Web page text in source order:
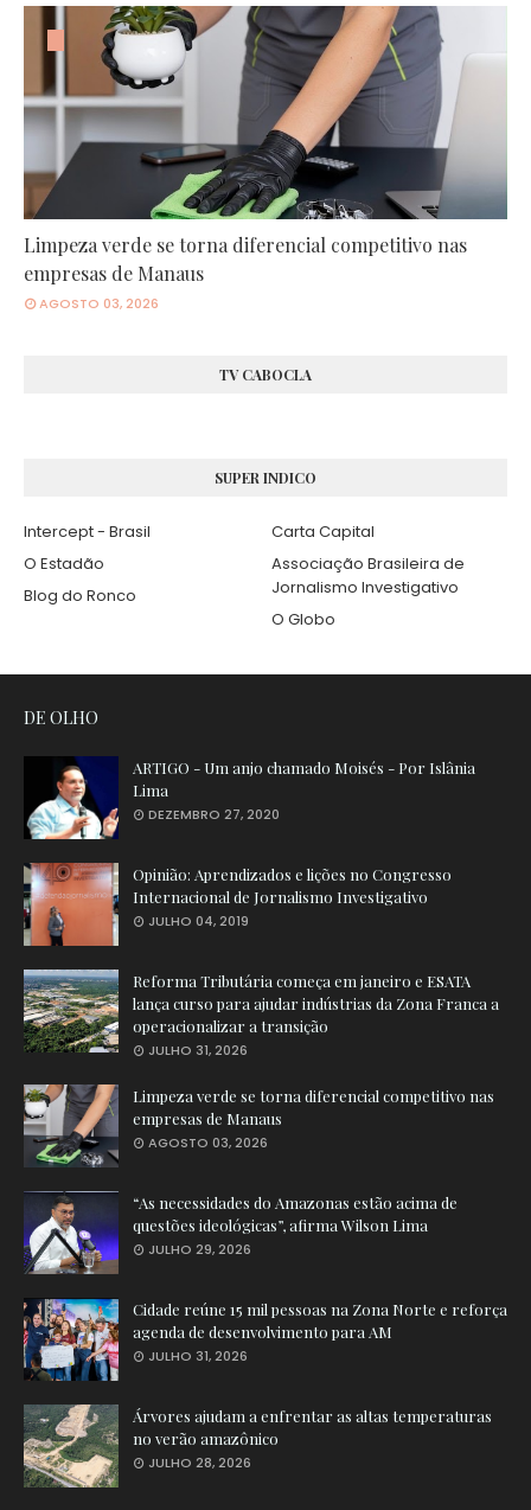
Limpeza verde se torna diferencial competitivo nas
empresas de Manaus
AGOSTO 03, 2026
TV CABOCLA
SUPER INDICO
Intercept - Brasil
Carta Capital
O Estadão
Associação Brasileira de
Jornalismo Investigativo
Blog do Ronco
O Globo
DE OLHO
ARTIGO - Um anjo chamado Moisés - Por Islânia
Lima
DEZEMBRO 27, 2020
Opinião: Aprendizados e lições no Congresso
Internacional de Jornalismo Investigativo
JULHO 04, 2019
Reforma Tributária começa em janeiro e ESATA
lança curso para ajudar indústrias da Zona Franca a
operacionalizar a transição
JULHO 31, 2026
Limpeza verde se torna diferencial competitivo nas
empresas de Manaus
AGOSTO 03, 2026
“As necessidades do Amazonas estão acima de
questões ideológicas”, afirma Wilson Lima
JULHO 29, 2026
Cidade reúne 15 mil pessoas na Zona Norte e reforça
agenda de desenvolvimento para AM
JULHO 31, 2026
Árvores ajudam a enfrentar as altas temperaturas
no verão amazônico
JULHO 28, 2026